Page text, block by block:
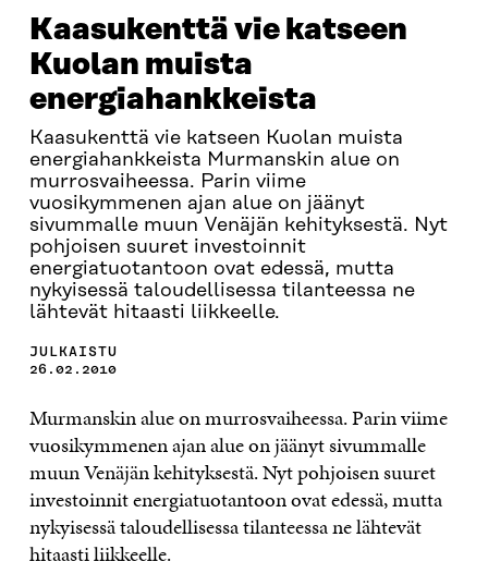
Kaasukenttä vie katseen
Kuolan muista
energiahankkeista
Kaasukenttä vie katseen Kuolan muista
energiahankkeista Murmanskin alue on
murrosvaiheessa. Parin viime
vuosikymmenen ajan alue on jäänyt
sivummalle muun Venäjän kehityksestä. Nyt
pohjoisen suuret investoinnit
energiatuotantoon ovat edessä, mutta
nykyisessä taloudellisessa tilanteessa ne
lähtevät hitaasti liikkeelle.
JULKAISTU
26.02.2010
Murmanskin alue on murrosvaiheessa. Parin viime
vuosikymmenen ajan alue on jäänyt sivummalle
muun Venäjän kehityksestä. Nyt pohjoisen suuret
investoinnit energiatuotantoon ovat edessä, mutta
nykyisessä taloudellisessa tilanteessa ne lähtevät
hitaasti liikkeelle.